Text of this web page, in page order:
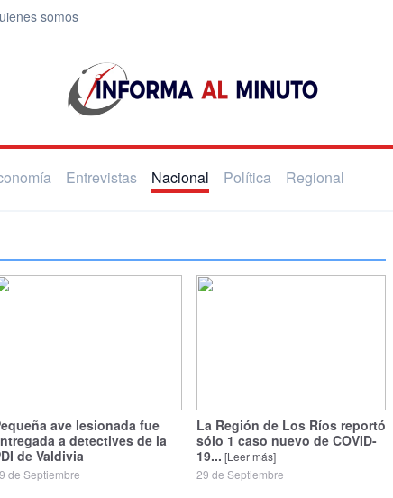
somos
Entrevistas Nacional Política Regional
ave lesionada fue
a detectives de la
de Valdivia
de Septiembre
La Región de Los Ríos reportó
sólo 1 caso nuevo de COVID-
19... [Leer más]
29 de Septiembre